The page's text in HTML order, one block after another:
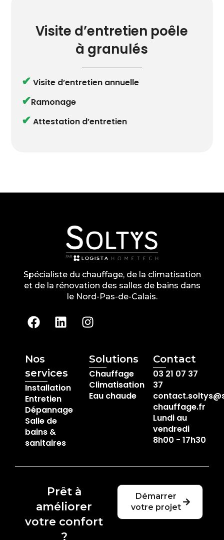
Visite d’entretien poêle
à granulés
✔ Visite d’entretien annuelle
✔Ramonage
✔ Attestation d’entretien
Spécialiste du chauffage, de la climatisation
et de la rénovation des salles de bains dans
le Nord-Pas-de-Calais.
Nos
services
Installation
Entretien
Dépannage
Salle de
bains &
sanitaires
Solutions
Chauffage
Climatisation
Eau chaude
Contact
03 21 07 37
37
chauffage.fr
Lundi au
vendredi
8h00 - 17h30
Prêt à
améliorer
votre confort
?
Démarrer
votre projet